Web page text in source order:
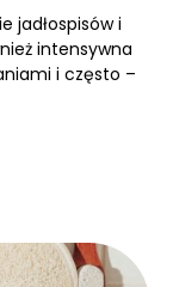
jadłospisów i
intensywna
i często –